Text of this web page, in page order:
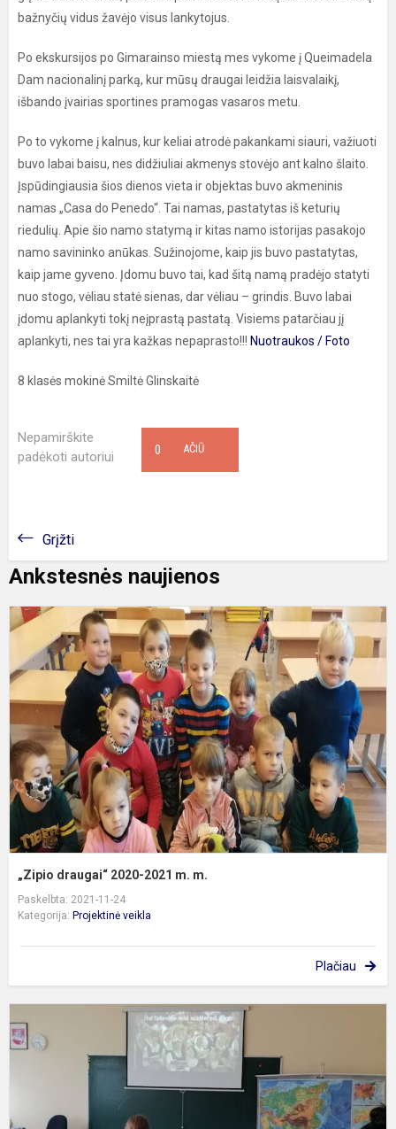
bažnyčių vidus žavėjo visus lankytojus.
Po ekskursijos po Gimarainso miestą mes vykome į Queimadela
Dam nacionalinį parką, kur mūsų draugai leidžia laisvalaikį,
išbando įvairias sportines pramogas vasaros metu.
Po to vykome į kalnus, kur keliai atrodė pakankami siauri, važiuoti
buvo labai baisu, nes didžiuliai akmenys stovėjo ant kalno šlaito.
Įspūdingiausia šios dienos vieta ir objektas buvo akmeninis
namas „Casa do Penedo“. Tai namas, pastatytas iš keturių
riedulių. Apie šio namo statymą ir kitas namo istorijas pasakojo
namo savininko anūkas. Sužinojome, kaip jis buvo pastatytas,
kaip jame gyveno. Įdomu buvo tai, kad šitą namą pradėjo statyti
nuo stogo, vėliau statė sienas, dar vėliau – grindis. Buvo labai
įdomu aplankyti tokį neįprastą pastatą. Visiems patarčiau jį
aplankyti, nes tai yra kažkas nepaprasto!!! Nuotraukos / Foto
8 klasės mokinė Smiltė Glinskaitė
Nepamirškite
padėkoti autoriui
AČIŪ
0
Grįžti
Ankstesnės naujienos
„Zipio draugai“ 2020-2021 m. m.
Paskelbta: 2021-11-24
Kategorija: Projektinė veikla
Plačiau